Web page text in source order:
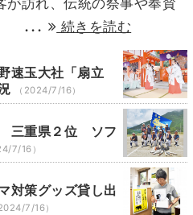
... 続きを読む
玉大社「扇立
（2024/7/16）
三重県２位 ソフ
7/16）
対策グッズ貸し出
2024/7/16）